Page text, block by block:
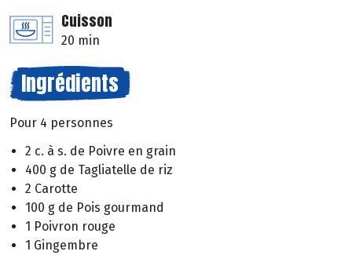
Cuisson
20 min
Ingrédients
Pour 4 personnes
2 c. à s. de Poivre en grain
400 g de Tagliatelle de riz
2 Carotte
100 g de Pois gourmand
1 Poivron rouge
1 Gingembre